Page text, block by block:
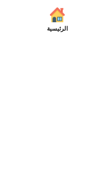
الرئيسية